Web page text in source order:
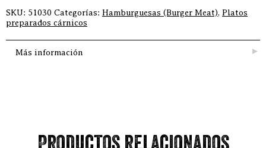
SKU: 51030 Categorías: Hamburguesas (Burger Meat), Platos
preparados cárnicos
Más información